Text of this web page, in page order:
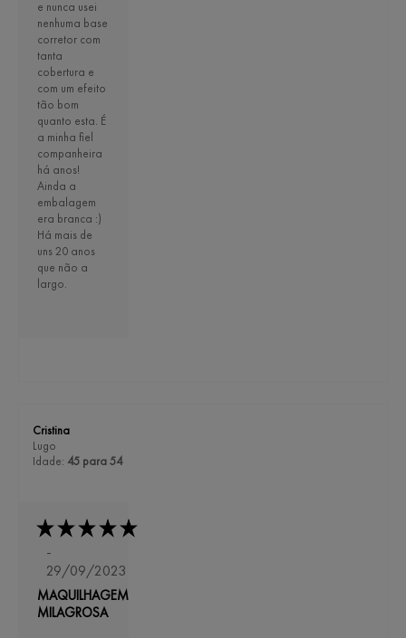
e nunca usei
nenhuma base
corretor com
tanta
cobertura e
com um efeito
tão bom
quanto esta. É
a minha fiel
companheira
há anos!
Ainda a
embalagem
era branca :)
Há mais de
uns 20 anos
que não a
largo.
Cristina
Lugo
Idade: 45 para 54
-
29/09/2023
MAQUILHAGEM
MILAGROSA